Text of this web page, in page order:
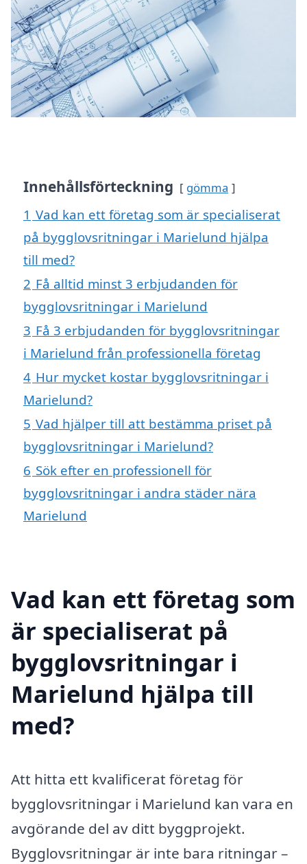
Innehållsförteckning gömma
1 Vad kan ett företag som är specialiserat
på bygglovsritningar i Marielund hjälpa
till med?
2 Få alltid minst 3 erbjudanden för
bygglovsritningar i Marielund
3 Få 3 erbjudanden för bygglovsritningar
i Marielund från professionella företag
4 Hur mycket kostar bygglovsritningar i
Marielund?
5 Vad hjälper till att bestämma priset på
bygglovsritningar i Marielund?
6 Sök efter en professionell för
bygglovsritningar i andra städer nära
Marielund
Vad kan ett företag som
är specialiserat på
bygglovsritningar i
Marielund hjälpa till
med?
Att hitta ett kvalificerat företag för
bygglovsritningar i Marielund kan vara en
avgörande del av ditt byggprojekt.
Bygglovsritningar är inte bara ritningar –